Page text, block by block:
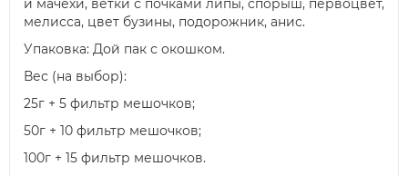
и мачехи, ветки с почками липы, спорыш, первоцвет,
мелисса, цвет бузины, подорожник, анис.
Упаковка: Дой пак с окошком.
Вес (на выбор):
25г + 5 фильтр мешочков;
50г + 10 фильтр мешочков;
100г + 15 фильтр мешочков.